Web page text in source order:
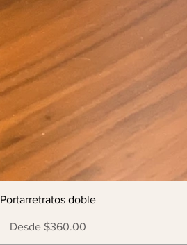
Portarretratos doble
Desde $360.00
Precio de oferta